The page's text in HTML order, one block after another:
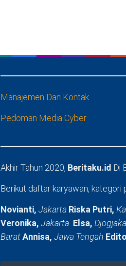
Manajemen Dan Kontak
Pedoman Media Cyber
Akhir Tahun 2020, Beritaku.id Di
Berikut daftar karyawan, kategori
Novianti, Jakarta Riska Putri,
Veronika, Jakarta Elsa,
BaratAnnisa, Jawa Tengah